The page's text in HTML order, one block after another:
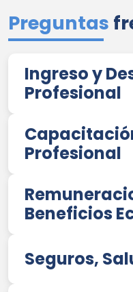
Preguntas
Ingreso y
Profesional
Profesional
Beneficios
Seguros,